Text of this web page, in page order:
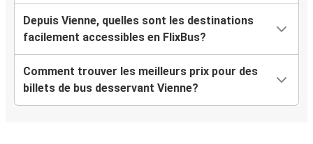
Depuis Vienne, quelles sont les destinations
facilement accessibles en FlixBus?
Comment trouver les meilleurs prix pour des
billets de bus desservant Vienne?